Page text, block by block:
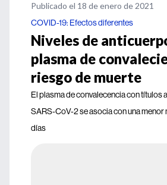
Publicado el 18 de enero de 2021
COVID-19: Efectos diferentes
Niveles de
plasma de
riesgo de muerte
El plasma de convalecencia con títulos
SARS-CoV-2 se asocia con una
días